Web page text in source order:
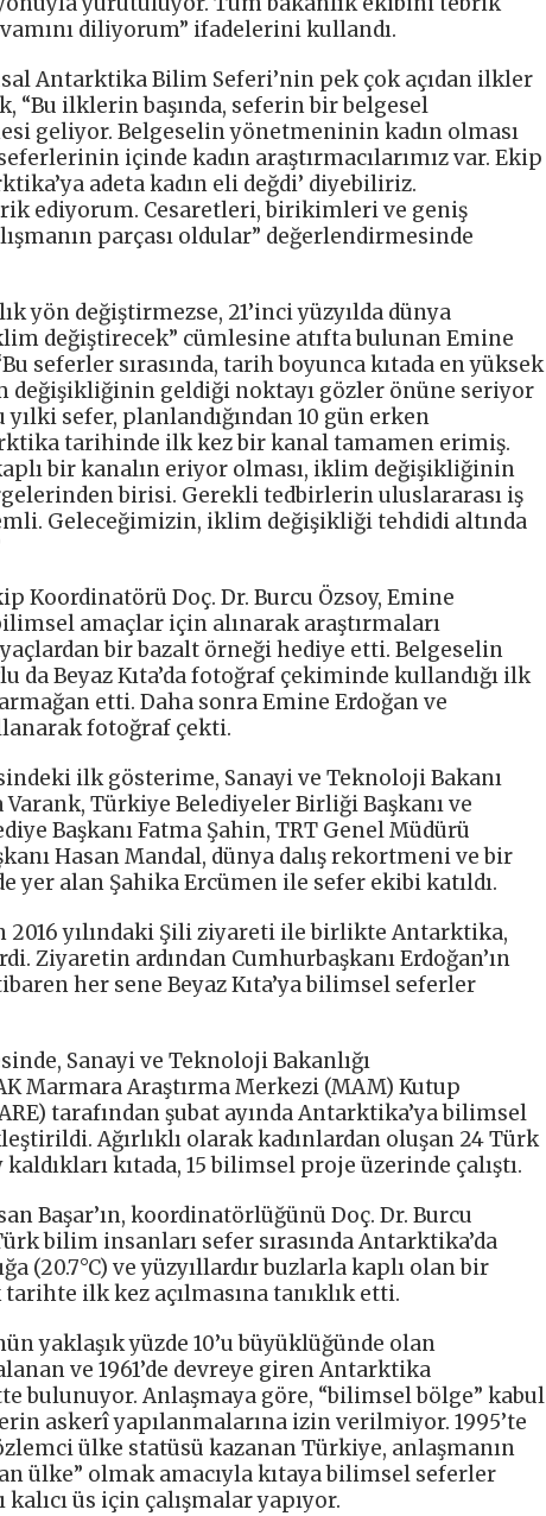
diliyorum” ifadelerini kullandı.
Antarktika Bilim Seferi’nin pek çok açıdan ilkler
“Bu ilklerin başında, seferin bir belgesel
geliyor. Belgeselin yönetmeninin kadın olması
içinde kadın araştırmacılarımız var. Ekip
adeta kadın eli değdi’ diyebiliriz.
ediyorum. Cesaretleri, birikimleri ve geniş
parçası oldular” değerlendirmesinde
yön değiştirmezse, 21’inci yüzyılda dünya
değiştirecek” cümlesine atıfta bulunan Emine
seferler sırasında, tarih boyunca kıtada en yüksek
değişikliğinin geldiği noktayı gözler önüne seriyor
sefer, planlandığından 10 gün erken
tarihinde ilk kez bir kanal tamamen erimiş.
bir kanalın eriyor olması, iklim değişikliğinin
birisi. Gerekli tedbirlerin uluslararası iş
Geleceğimizin, iklim değişikliği tehdidi altında
Koordinatörü Doç. Dr. Burcu Özsoy, Emine
amaçlar için alınarak araştırmaları
bir bazalt örneği hediye etti. Belgeselin
da Beyaz Kıta’da fotoğraf çekiminde kullandığı ilk
etti. Daha sonra Emine Erdoğan ve
fotoğraf çekti.
ilk gösterime, Sanayi ve Teknoloji Bakanı
Türkiye Belediyeler Birliği Başkanı ve
Başkanı Fatma Şahin, TRT Genel Müdürü
Hasan Mandal, dünya dalış rekortmeni ve bir
yer alan Şahika Ercümen ile sefer ekibi katıldı.
2016 yılındaki Şili ziyareti ile birlikte Antarktika,
Ziyaretin ardından Cumhurbaşkanı Erdoğan’ın
her sene Beyaz Kıta’ya bilimsel seferler
Sanayi ve Teknoloji Bakanlığı
Marmara Araştırma Merkezi (MAM) Kutup
tarafından şubat ayında Antarktika’ya bilimsel
Ağırlıklı olarak kadınlardan oluşan 24 Türk
kaldıkları kıtada, 15 bilimsel proje üzerinde çalıştı.
Başar’ın, koordinatörlüğünü Doç. Dr. Burcu
bilim insanları sefer sırasında Antarktika’da
(20.7°C) ve yüzyıllardır buzlarla kaplı olan bir
ilk kez açılmasına tanıklık etti.
yaklaşık yüzde 10’u büyüklüğünde olan
ve 1961’de devreye giren Antarktika
bulunuyor. Anlaşmaya göre, “bilimsel bölge” kabul
askerî yapılanmalarına izin verilmiyor. 1995’te
ülke statüsü kazanan Türkiye, anlaşmanın
ülke” olmak amacıyla kıtaya bilimsel seferler
üs için çalışmalar yapıyor.